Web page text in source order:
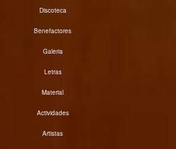
Discoteca
Benefactores
Galeria
Letras
Material
Actividades
Artistas